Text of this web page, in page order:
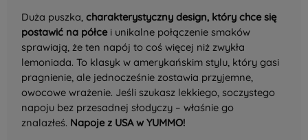
Duża puszka,charakterystyczny design, który chce się
postawić na półcei unikalne połączenie smaków
sprawiają, że ten napój to coś więcej niż zwykła
lemoniada. To klasyk w amerykańskim stylu, który gasi
pragnienie, ale jednocześnie zostawia przyjemne,
owocowe wrażenie. Jeśli szukasz lekkiego, soczystego
napoju bez przesadnej słodyczy – właśnie go
znalazłeś. Napoje z USA w YUMMO!